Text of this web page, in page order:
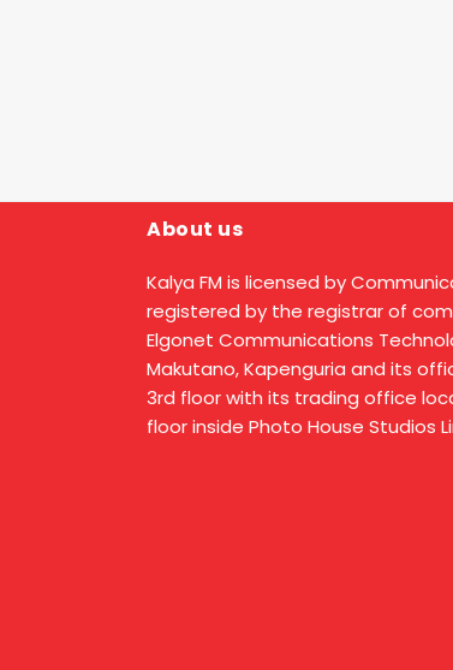
About us
Kalya FM is licensed by
registered by the registrar of
Elgonet Communications
Makutano, Kapenguria and its
3rd floor with its trading office
floor inside Photo House Studios